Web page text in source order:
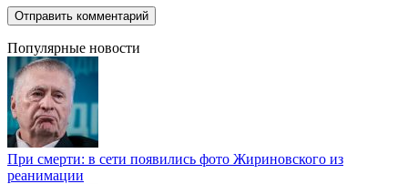
Популярные новости
При смерти: в сети появились фото Жириновского из
реанимации